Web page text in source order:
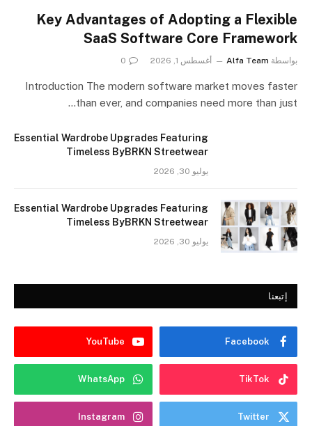
Key Advantages of Adopting a Flexible
SaaS Software Core Framework
بواسطة Alfa Team أغسطس 1, 2026 0
Introduction The modern software market moves faster
than ever, and companies need more than just…
Essential Wardrobe Upgrades Featuring
Timeless ByBRKN Streetwear
يوليو 30, 2026
Essential Wardrobe Upgrades Featuring
Timeless ByBRKN Streetwear
يوليو 30, 2026
إتبعنا
Facebook
YouTube
TikTok
WhatsApp
Twitter
Instagram